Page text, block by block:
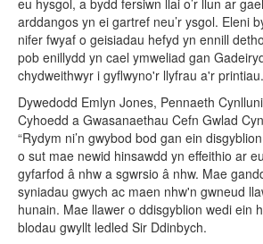
eu hysgol, a bydd fersiwn llai o’r llun ar gael
arddangos yn ei gartref neu’r ysgol. Eleni
nifer fwyaf o geisiadau hefyd yn ennill
pob enillydd yn cael ymweliad gan
chydweithwyr i gyflwyno'r llyfrau a'r printiau.
Dywedodd Emlyn Jones, Pennaeth
Cyhoedd a Gwasanaethau Cefn Gwlad
“Rydym ni’n gwybod bod gan ein
o sut mae newid hinsawdd yn effeithio ar
gyfarfod â nhw a sgwrsio â nhw. Mae
syniadau gwych ac maen nhw'n gwneud
hunain. Mae llawer o ddisgyblion wedi ein
blodau gwyllt ledled Sir Ddinbych.